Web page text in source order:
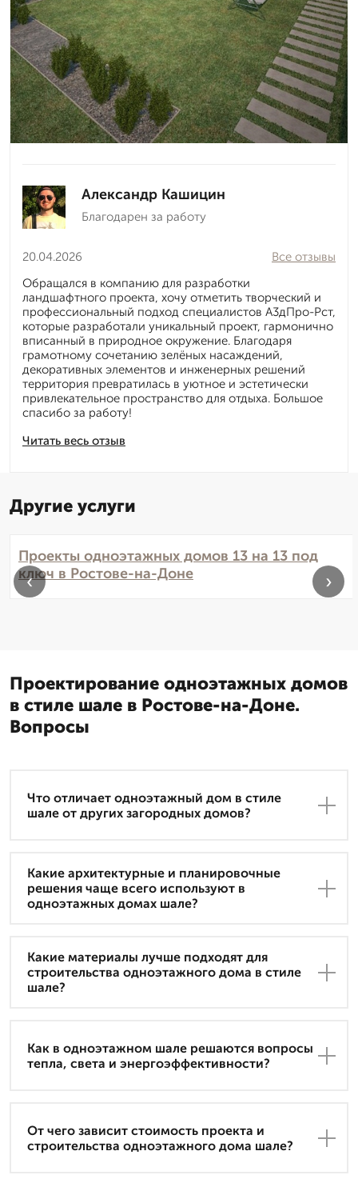
Александр Кашицин
Благодарен за работу
20.04.2026
Читать весь отзыв
Все отзывы
Обращался в компанию для разработки
ландшафтного проекта, хочу отметить творческий и
профессиональный подход специалистов А3дПро-Рст,
которые разработали уникальный проект, гармонично
вписанный в природное окружение. Благодаря
грамотному сочетанию зелёных насаждений,
декоративных элементов и инженерных решений
территория превратилась в уютное и эстетически
привлекательное пространство для отдыха. Большое
спасибо за работу!
Другие услуги
Проекты одноэтажных домов 13 на 13 под
ключ в Ростове-на-Доне
‹ ›
Проектирование одноэтажных домов
в стиле шале в Ростове-на-Доне.
Вопросы
Что отличает одноэтажный дом в стиле
шале от других загородных домов?
Какие архитектурные и планировочные
решения чаще всего используют в
одноэтажных домах шале?
Какие материалы лучше подходят для
строительства одноэтажного дома в стиле
шале?
Как в одноэтажном шале решаются вопросы
тепла, света и энергоэффективности?
От чего зависит стоимость проекта и
строительства одноэтажного дома шале?